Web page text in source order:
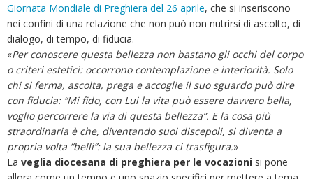
Giornata Mondiale di Preghiera del 26 aprile, che si inseriscono
nei confini di una relazione che non può non nutrirsi di ascolto, di
dialogo, di tempo, di fiducia.
«Per conoscere questa bellezza non bastano gli occhi del corpo
o criteri estetici: occorrono contemplazione e interiorità. Solo
chi si ferma, ascolta, prega e accoglie il suo sguardo può dire
con fiducia: “Mi fido, con Lui la vita può essere davvero bella,
voglio percorrere la via di questa bellezza”. E la cosa più
straordinaria è che, diventando suoi discepoli, si diventa a
propria volta “belli”: la sua bellezza ci trasfigura.»
La veglia diocesana di preghiera per le vocazioni si pone